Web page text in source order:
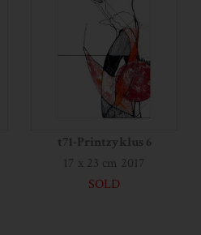
t71-Printzyklus 6
17 x 23 cm 2017
SOLD